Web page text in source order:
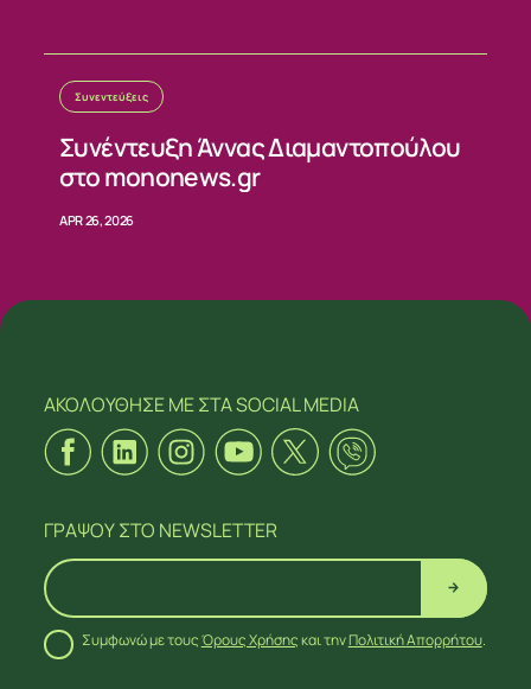
ΑΚΟΛΟΥΘΗΣΕ ΜΕΣΤΑ SOCIAL MEDIA
Συνεντεύξεις
Συνέντευξη Άννας Διαμαντοπούλου
στο mononews.gr
APR 26, 2026
ΑΚΟΛΟΥΘΗΣΕ ΜΕΣΤΑ SOCIAL MEDIA
ΓΡΑΨΟΥΣΤΟ NEWSLETTER
Συμφωνώ με τουςΌρους Χρήσηςκαι τηνΠολιτική Απορρήτου.